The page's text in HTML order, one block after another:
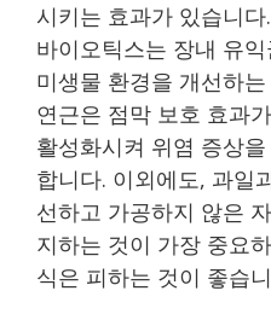
시키는 효과가 있습니
바이오틱스는 장내 유
미생물 환경을 개선하
연근은 점막 보호 효과
활성화시켜 위염 증상
합니다. 이외에도, 과일
선하고 가공하지 않은
지하는 것이 가장 중요
식은 피하는 것이 좋습